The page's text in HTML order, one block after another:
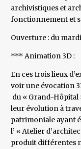
archivistiques et
fonctionnement et
Ouverture : du
*** Animation 3D :
En ces trois lieux
voir une évocation
du « Grand-Hôpital
leur évolution à
patrimoniale ayant
l’ « Atelier
produit différentes